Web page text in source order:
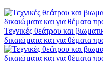
Τεχνικές θεάτρου και
δικαιώματα και για θέματα